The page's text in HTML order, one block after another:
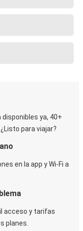
ya, 40+
para viajar?
en la app y Wi-Fi a
acceso y tarifas
planes.